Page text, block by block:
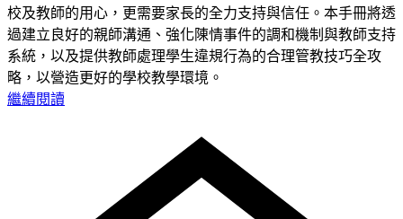
校及教師的用心，更需要家長的全力支持與信任。本手冊將透
過建立良好的親師溝通、強化陳情事件的調和機制與教師支持
系統，以及提供教師處理學生違規行為的合理管教技巧全攻
略，以營造更好的學校教學環境。
繼續閱讀